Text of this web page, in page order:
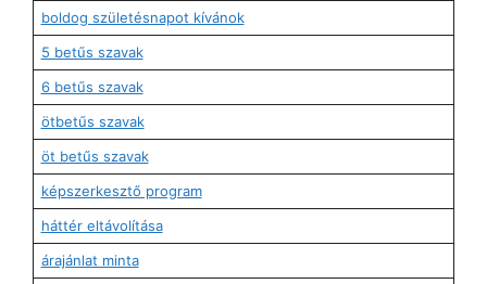
boldog születésnapot kívánok
5 betűs szavak
6 betűs szavak
ötbetűs szavak
öt betűs szavak
képszerkesztő program
háttér eltávolítása
árajánlat minta